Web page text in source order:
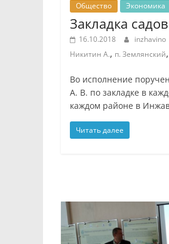
Общество Экономика
Закладка садов
16.10.2018 inzhavino
Никитин А., п. Землянский,
Во исполнение
А. В. по закладке в
каждом районе в
Читать далее